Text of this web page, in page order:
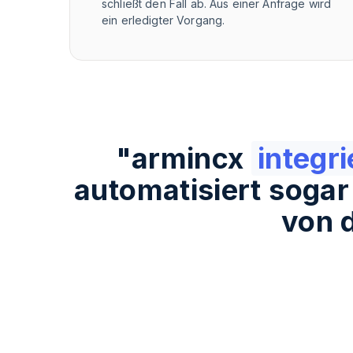
schließt den Fall ab. Aus einer Anfrage wird
ein erledigter Vorgang.
"armincx
automatisiert
von